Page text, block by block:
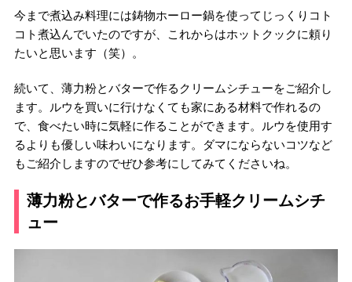
今まで煮込み料理には鋳物ホーロー鍋を使ってじっくりコト
コト煮込んでいたのですが、これからはホットクックに頼り
たいと思います（笑）。
続いて、薄力粉とバターで作るクリームシチューをご紹介し
ます。ルウを買いに行けなくても家にある材料で作れるの
で、食べたい時に気軽に作ることができます。ルウを使用す
るよりも優しい味わいになります。ダマにならないコツなど
もご紹介しますのでぜひ参考にしてみてくださいね。
薄力粉とバターで作るお手軽クリームシチ
ュー